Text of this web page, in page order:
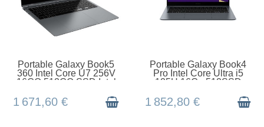
EN STOCK
Portable Galaxy Book5
360 Intel Core U7 256V
16GO 512GO SSD Intel
1 671,60 €
EN STOCK
Portable Galaxy Book4
Pro Intel Core Ultra i5
125H 16Go 512SSD
1 852,80 €